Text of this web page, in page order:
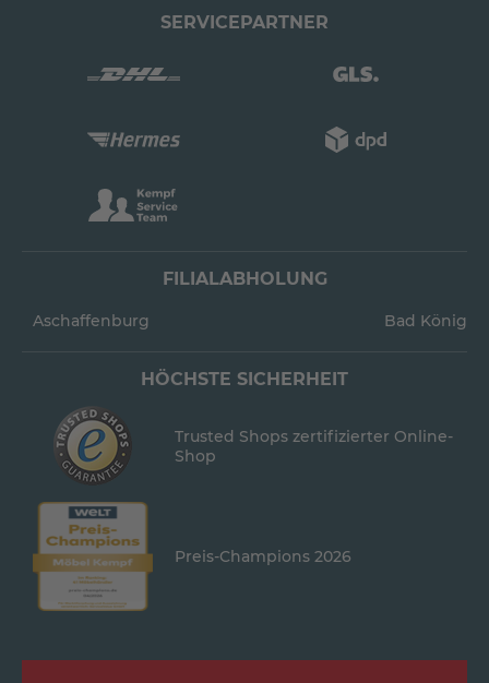
SERVICEPARTNER
FILIALABHOLUNG
Aschaffenburg Bad König
HÖCHSTE SICHERHEIT
Trusted Shops zertifizierter Online-
Shop
Preis-Champions 2026